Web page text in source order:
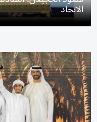
الاتحاد